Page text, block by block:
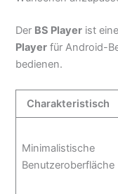
Der BS Player ist
Player für Android-
bedienen.
Charakteristisch
Minimalistische
Benutzeroberfläche